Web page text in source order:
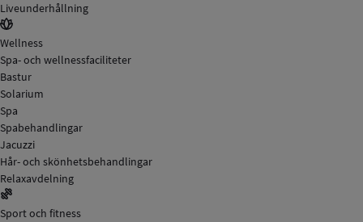
Liveunderhållning
Wellness
Spa- och wellnessfaciliteter
Bastur
Solarium
Spa
Spabehandlingar
Jacuzzi
Hår- och skönhetsbehandlingar
Relaxavdelning
Sport och fitness